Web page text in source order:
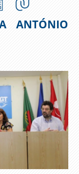
ANTÓNIO